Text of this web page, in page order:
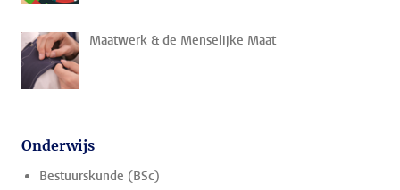
Maatwerk & de Menselijke Maat
Onderwijs
Bestuurskunde (BSc)